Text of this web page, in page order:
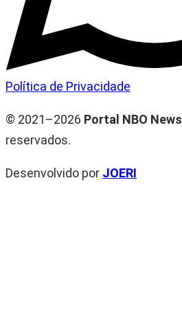
Política de Privacidade
© 2021–2026 Portal NBO News
reservados.
Desenvolvido por JOERI